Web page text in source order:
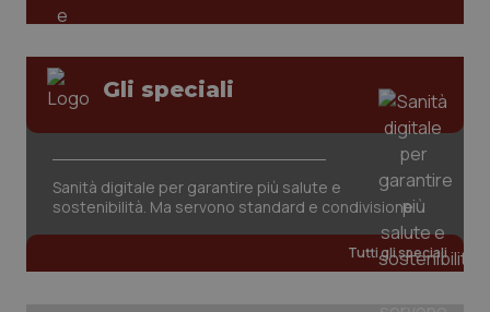
Veneto
Oncoematologia
Oncologia & Nutrizione
Psoriasi & pelle
Quotidiano Cardiologia
Gli speciali
Sanità digitale per garantire più salute e
sostenibilità. Ma servono standard e condivisione
Tutti gli speciali
I cookie necessari contribuiscono a rendere fruibile il
sito web abilitandone funzionalità di base quali la
navigazione sulle pagine e l'accesso alle aree
protette del sito. Il sito web non è in grado di
funzionare correttamente senza questi cookie.